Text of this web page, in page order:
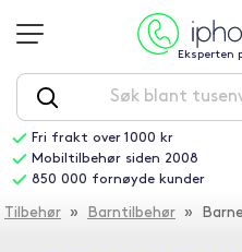
Eksperten
Fri frakt over 1000 kr
Mobiltilbehør siden 2008
850 000 fornøyde kunder
Tilbehør » Barntilbehør »